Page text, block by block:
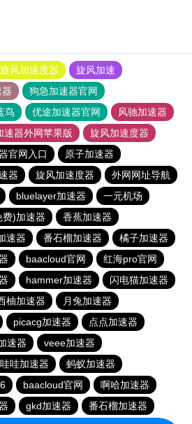
旋风加速度器
旋风加速
狗急加速器官网
鸟 优途加速器官网
风驰加速器
速器外网苹果版
旋风加速度器
官网入口
原子加速器
器 旋风加速度器
外网网址导航
bluelayer加速器
一元机场
)加速器
香蕉加速器
速器 番石榴加速器
橘子加速器
baacloud官网
红海pro官网
hammer加速器
闪电猫加速器
柚加速器
月兔加速器
picacg加速器
点点加速器
速器
veee加速器
哇哇加速器
蚂蚁加速器
baacloud官网
啊哈加速器
gkd加速器
番石榴加速器